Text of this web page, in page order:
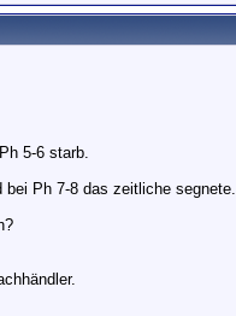
5-6 starb.
bei Ph 7-8 das zeitliche segnete.